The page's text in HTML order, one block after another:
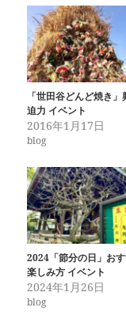
w
i
t
t
e
r
で
共
有
(
新
し
い
ド
ウ
で
開
き
ま
す
)
k
で
共
有
す
る
に
は
ク
リ
ク
し
さ
い
(
新
し
い
ウ
ィ
ン
ド
ウ
で
開
「世田谷どんど焼き」
迫力 イベント
2016年1月17日
blog
2024「節分の日」お
楽しみ方 イベント
2024年1月26日
blog